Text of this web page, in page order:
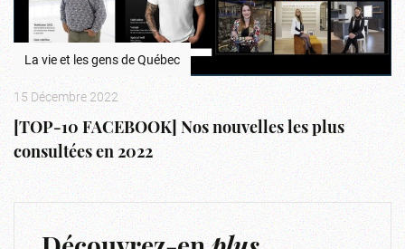
La vie et les gens de Québec
15 Décembre 2022
[TOP-10 FACEBOOK] Nos nouvelles les plus
consultées en 2022